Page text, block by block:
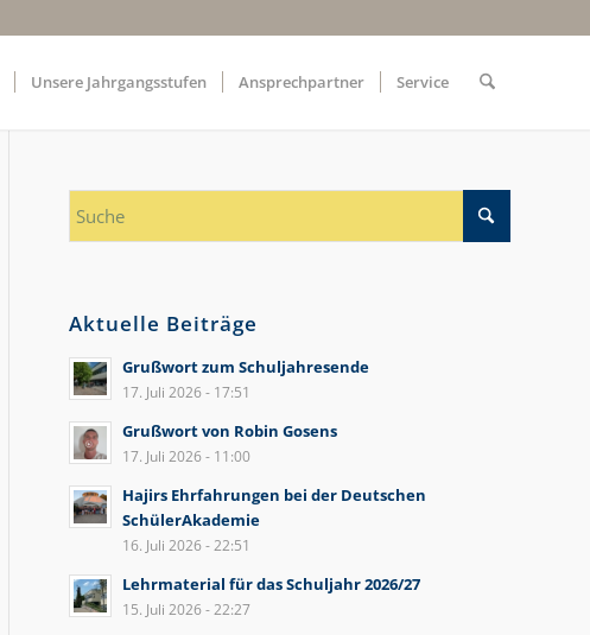
Unsere Jahrgangsstufen Ansprechpartner Service
Aktuelle Beiträge
Grußwort zum Schuljahresende
17. Juli 2026 - 17:51
Grußwort von Robin Gosens
17. Juli 2026 - 11:00
Hajirs Ehrfahrungen bei der Deutschen
SchülerAkademie
16. Juli 2026 - 22:51
Lehrmaterial für das Schuljahr 2026/27
15. Juli 2026 - 22:27